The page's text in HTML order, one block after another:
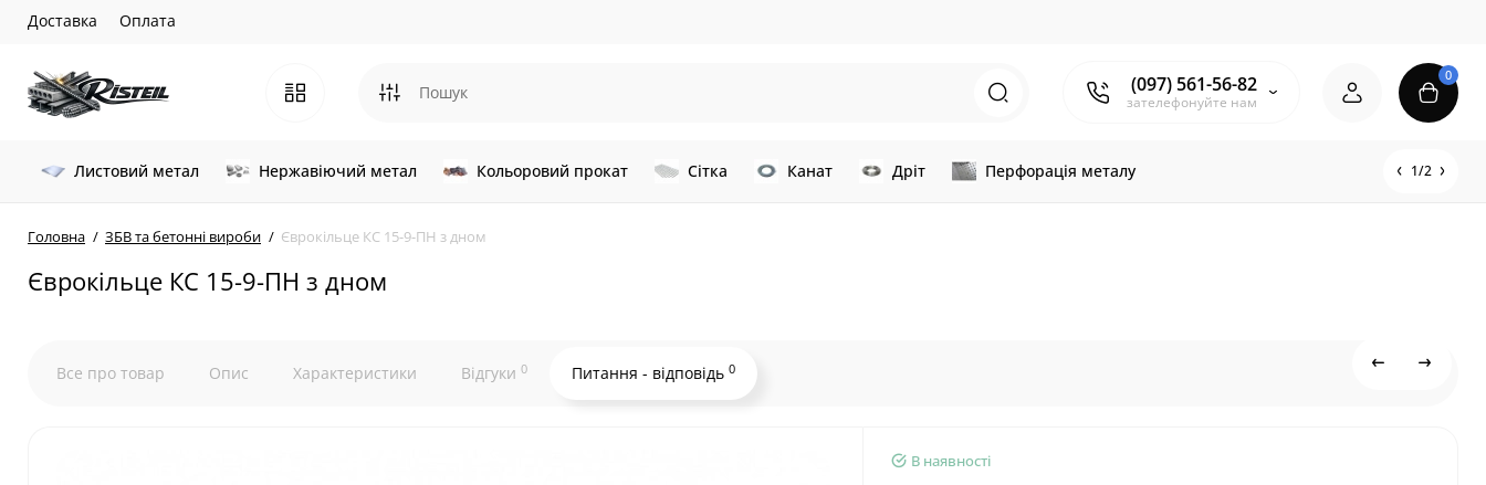
Доставка Оплата
(097) 561-56-82
зателефонуйте нам
0
Листовий метал Нержавіючий метал Кольоровий прокат Сітка Канат Дріт Перфорація металу 1/2
Головна ЗБВ та бетонні вироби Єврокільце КС 15-9-ПН з дном
Єврокільце КС 15-9-ПН з дном
Все про товар Опис Характеристики Відгуки 0 Питання - відповідь 0
В наявності